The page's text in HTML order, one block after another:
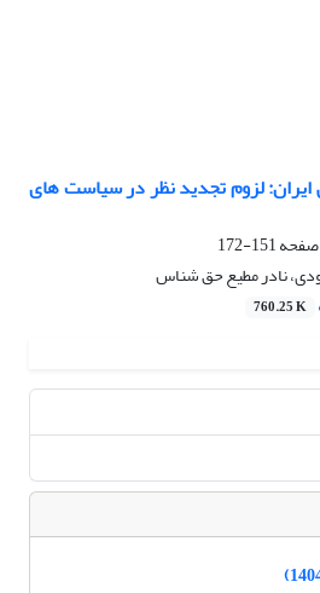
لزوم تجدید نظر در سیاست های
151-172
نادر مطیع حق شناس
760.25 K